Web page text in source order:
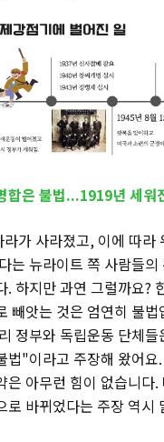
합은 불법...1919년 세워
가 사라졌고, 이에 따라
는 뉴라이트 쪽 사람들의
. 하지만 과연 그럴까요?
빼앗는 것은 엄연히 불법
정부와 독립운동 단체
법"이라고 주장해 왔어요
은 아무런 힘이 없습니다.
로 바뀌었다는 주장 역시